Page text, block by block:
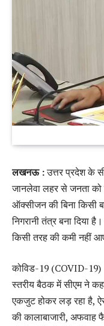
लखनऊ :उत्तर प्रदेश के
जानलेवा लहर से जनता को
ऑक्सीजन की बिना किसी
निगरानी तंत्र बना दिया
किसी तरह की कमी नहीं
कोविड-19 (COVID-19)
स्तरीय बैठक में सीएम ने
एकजुट होकर लड़ रहा है,
की कालाबाजारी, अफवाह